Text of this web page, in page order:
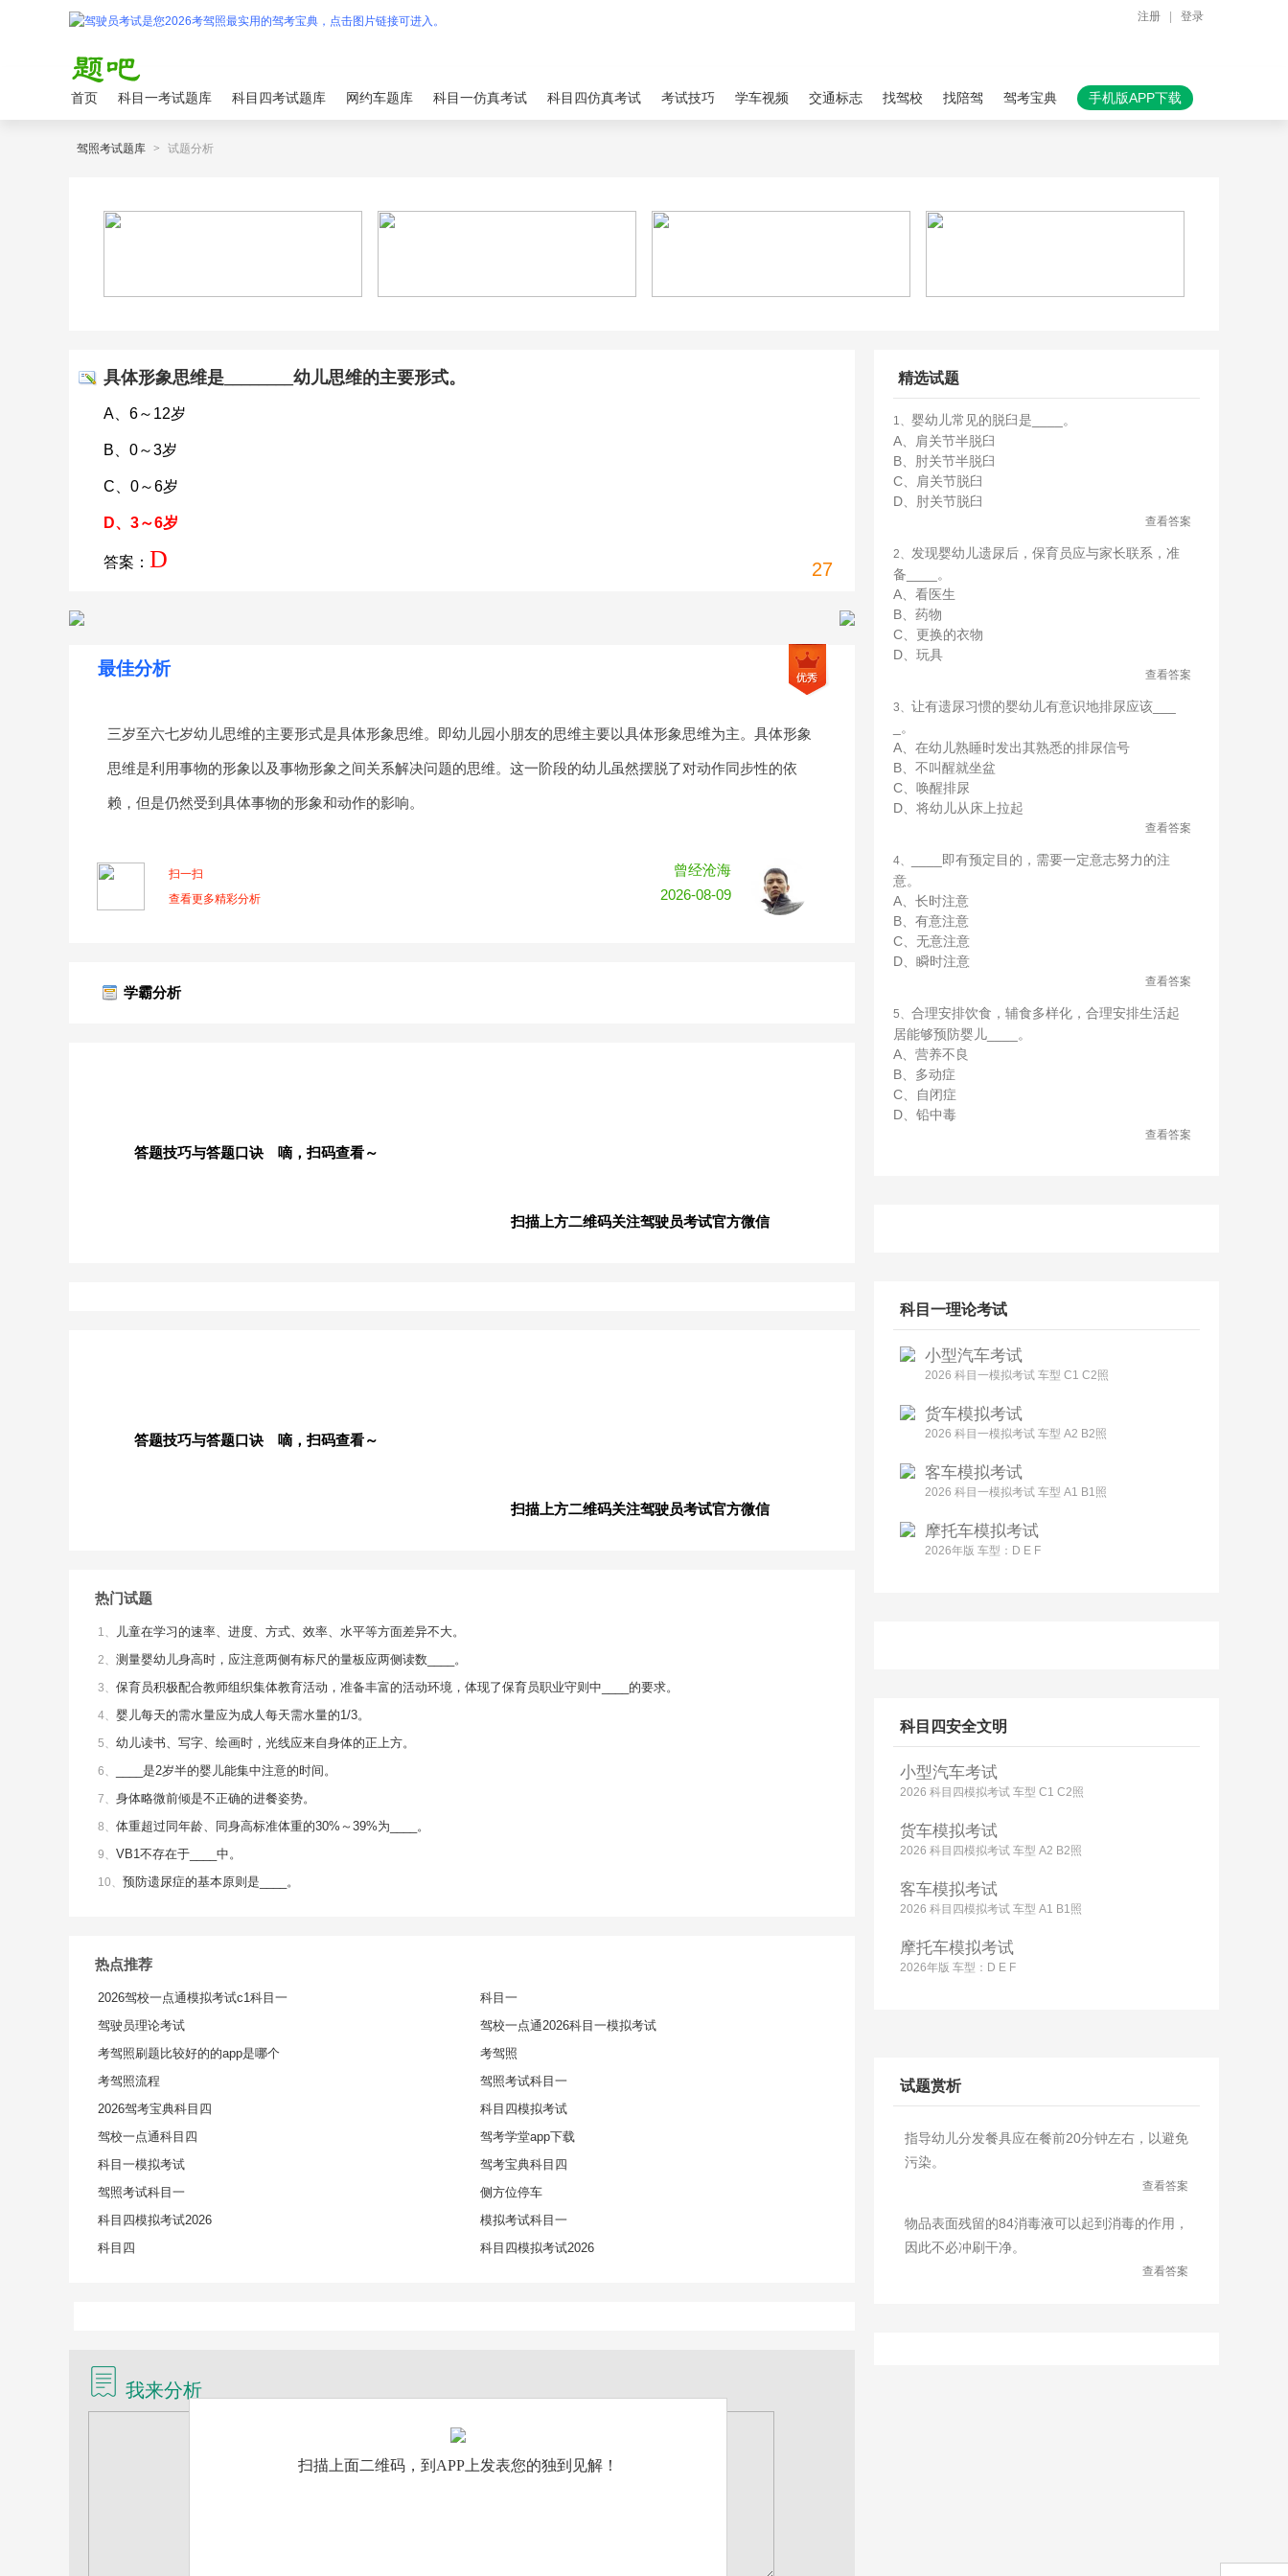
注册 登录
首页 科目一考试题库 科目四考试题库 网约车题库 科目一仿真考试 科目四仿真考试 考试技巧 学车视频 交通标志 找驾校 找陪驾 驾考宝典 手机版APP下载
驾照考试题库 > 试题分析
具体形象思维是________幼儿思维的主要形式。
A、6～12岁
B、0～3岁
C、0～6岁
D、3～6岁
答案： D 27
最佳分析
三岁至六七岁幼儿思维的主要形式是具体形象思维。即幼儿园小朋友的思维主要以具体形象思维为主。具体形象
思维是利用事物的形象以及事物形象之间关系解决问题的思维。这一阶段的幼儿虽然摆脱了对动作同步性的依
赖，但是仍然受到具体事物的形象和动作的影响。
扫一扫
查看更多精彩分析
曾经沧海
2026-08-09
学霸分析
答题技巧与答题口诀 嘀，扫码查看～
扫描上方二维码关注驾驶员考试官方微信
答题技巧与答题口诀 嘀，扫码查看～
扫描上方二维码关注驾驶员考试官方微信
热门试题
1、 儿童在学习的速率、进度、方式、效率、水平等方面差异不大。
2、 测量婴幼儿身高时，应注意两侧有标尺的量板应两侧读数____。
3、 保育员积极配合教师组织集体教育活动，准备丰富的活动环境，体现了保育员职业守则中____的要求。
4、 婴儿每天的需水量应为成人每天需水量的1/3。
5、 幼儿读书、写字、绘画时，光线应来自身体的正上方。
6、 ____是2岁半的婴儿能集中注意的时间。
7、 身体略微前倾是不正确的进餐姿势。
8、 体重超过同年龄、同身高标准体重的30%～39%为____。
9、 VB1不存在于____中。
10、 预防遗尿症的基本原则是____。
热点推荐
2026驾校一点通模拟考试c1科目一
驾驶员理论考试
考驾照刷题比较好的的app是哪个
考驾照流程
2026驾考宝典科目四
驾校一点通科目四
科目一模拟考试
驾照考试科目一
科目四模拟考试2026
科目四
科目一
驾校一点通2026科目一模拟考试
考驾照
驾照考试科目一
科目四模拟考试
驾考学堂app下载
驾考宝典科目四
侧方位停车
模拟考试科目一
科目四模拟考试2026
我来分析
扫描上面二维码，到APP上发表您的独到见解！
精选试题
1、 婴幼儿常见的脱臼是____。
A、肩关节半脱臼
B、肘关节半脱臼
C、肩关节脱臼
D、肘关节脱臼
查看答案
2、 发现婴幼儿遗尿后，保育员应与家长联系，准
备____。
A、看医生
B、药物
C、更换的衣物
D、玩具
查看答案
3、 让有遗尿习惯的婴幼儿有意识地排尿应该___
_。
A、在幼儿熟睡时发出其熟悉的排尿信号
B、不叫醒就坐盆
C、唤醒排尿
D、将幼儿从床上拉起
查看答案
4、
____即有预定目的，需要一定意志努力的注
意。
A、长时注意
B、有意注意
C、无意注意
D、瞬时注意
查看答案
5、 合理安排饮食，辅食多样化，合理安排生活起
居能够预防婴儿____。
A、营养不良
B、多动症
C、自闭症
D、铅中毒
查看答案
科目一理论考试
小型汽车考试
2026 科目一模拟考试 车型 C1 C2照
货车模拟考试
2026 科目一模拟考试 车型 A2 B2照
客车模拟考试
2026 科目一模拟考试 车型 A1 B1照
摩托车模拟考试
2026年版 车型：D E F
科目四安全文明
小型汽车考试
2026 科目四模拟考试 车型 C1 C2照
货车模拟考试
2026 科目四模拟考试 车型 A2 B2照
客车模拟考试
2026 科目四模拟考试 车型 A1 B1照
摩托车模拟考试
2026年版 车型：D E F
试题赏析
指导幼儿分发餐具应在餐前20分钟左右，以避免
污染。
查看答案
物品表面残留的84消毒液可以起到消毒的作用，
因此不必冲刷干净。
查看答案